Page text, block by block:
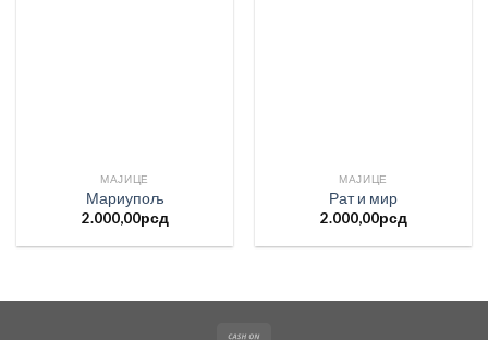
МАЈИЦЕ
Мариупољ
2.000,00рсд
МАЈИЦЕ
Рат и мир
2.000,00рсд